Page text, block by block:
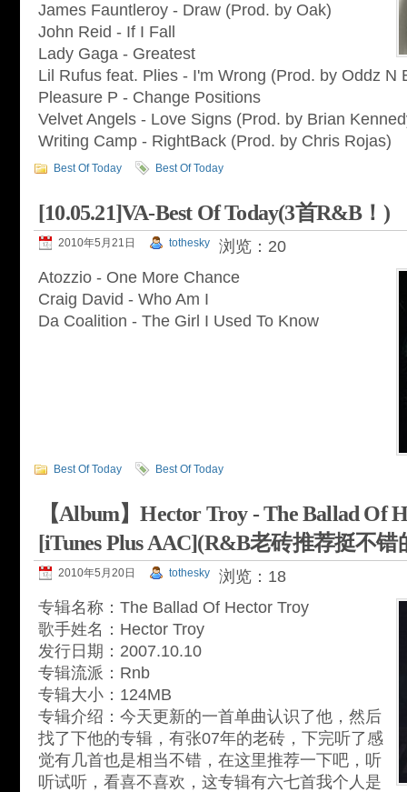
James Fauntleroy - Draw (Prod. by Oak)
John Reid - If I Fall
Lady Gaga - Greatest
Lil Rufus feat. Plies - I'm Wrong (Prod. by Oddz N
Pleasure P - Change Positions
Velvet Angels - Love Signs (Prod. by Brian
Writing Camp - RightBack (Prod. by Chris Rojas)
Best Of Today Best Of Today
[10.05.21]VA-Best Of Today(3首R&B！)
2010年5月21日 tothesky
浏览：20
Atozzio - One More Chance
Craig David - Who Am I
Da Coalition - The Girl I Used To Know
Best Of Today Best Of Today
【Album】Hector Troy - The Ballad Of
[iTunes Plus AAC](R&B老砖推荐挺不错
2010年5月20日 tothesky
浏览：18
专辑名称：The Ballad Of Hector Troy
歌手姓名：Hector Troy
发行日期：2007.10.10
专辑流派：Rnb
专辑大小：124MB
专辑介绍：今天更新的一首单曲认识了他，然后
找了下他的专辑，有张07年的老砖，下完听了感
觉有几首也是相当不错，在这里推荐一下吧，听
听试听，看喜不喜欢，这专辑有六七首我个人是